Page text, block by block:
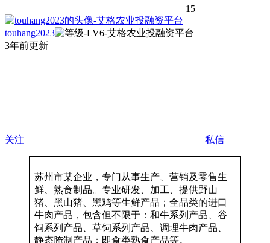
15
touhang2023
3年前更新
关注 私信
苏州市某企业，专门从事生产、营销及零售生
鲜、熟食制品。专业研发、加工、提供野山
猪、黑山猪、黑鸡等生鲜产品；全品类的进口
牛肉产品，包含但不限于：和牛系列产品、谷
饲系列产品、草饲系列产品、调理牛肉产品、
静态腌制产品；即食类熟食产品等。